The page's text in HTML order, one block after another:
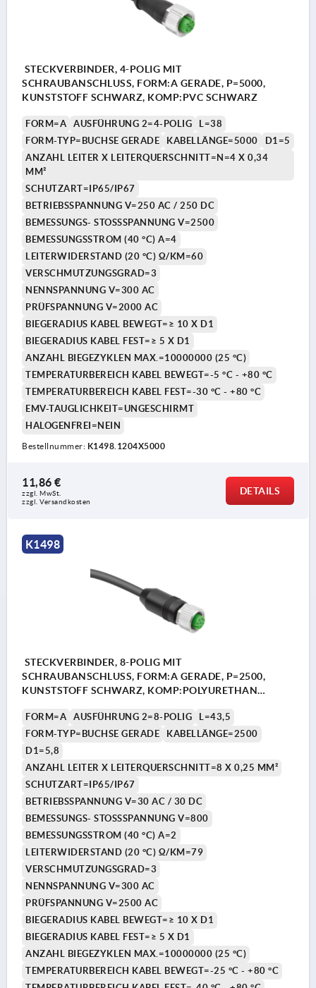
STECKVERBINDER, 4-POLIG MIT
SCHRAUBANSCHLUSS, FORM:A GERADE, P=5000,
KUNSTSTOFF SCHWARZ, KOMP:PVC SCHWARZ
FORM=A AUSFÜHRUNG 2=4-POLIG
L=38
FORM-TYP=BUCHSE GERADE
KABELLÄNGE=5000
D1=5
ANZAHL LEITER X LEITERQUERSCHNITT=N=4 X 0,34
MM²
SCHUTZART=IP65/IP67
BETRIEBSSPANNUNG V=250 AC / 250 DC
BEMESSUNGS- STOSSSPANNUNG V=2500
BEMESSUNGSSTROM (40 °C) A=4
LEITERWIDERSTAND (20 °C) Ω/KM=60
VERSCHMUTZUNGSGRAD=3
NENNSPANNUNG V=300 AC
PRÜFSPANNUNG V=2000 AC
BIEGERADIUS KABEL BEWEGT=≥ 10 X D1
BIEGERADIUS KABEL FEST=≥ 5 X D1
ANZAHL BIEGEZYKLEN MAX.=10000000 (25 °C)
TEMPERATURBEREICH KABEL BEWEGT=-5 °C - +80 °C
TEMPERATURBEREICH KABEL FEST=-30 °C - +80 °C
EMV-TAUGLICHKEIT=UNGESCHIRMT
HALOGENFREI=NEIN
Bestellnummer: K1498.1204X5000
11,86 €
zzgl. MwSt.
zzgl. Versandkosten
DETAILS
K1498
STECKVERBINDER, 8-POLIG MIT
SCHRAUBANSCHLUSS, FORM:A GERADE, P=2500,
KUNSTSTOFF SCHWARZ, KOMP:POLYURETHAN
FORM=A AUSFÜHRUNG 2=8-POLIG
L=43,5
FORM-TYP=BUCHSE GERADE
KABELLÄNGE=2500
D1=5,8
ANZAHL LEITER X LEITERQUERSCHNITT=8 X 0,25 MM²
SCHUTZART=IP65/IP67
BETRIEBSSPANNUNG V=30 AC / 30 DC
BEMESSUNGS- STOSSSPANNUNG V=800
BEMESSUNGSSTROM (40 °C) A=2
LEITERWIDERSTAND (20 °C) Ω/KM=79
VERSCHMUTZUNGSGRAD=3
NENNSPANNUNG V=300 AC
PRÜFSPANNUNG V=2500 AC
BIEGERADIUS KABEL BEWEGT=≥ 10 X D1
BIEGERADIUS KABEL FEST=≥ 5 X D1
ANZAHL BIEGEZYKLEN MAX.=10000000 (25 °C)
TEMPERATURBEREICH KABEL BEWEGT=-25 °C - +80 °C